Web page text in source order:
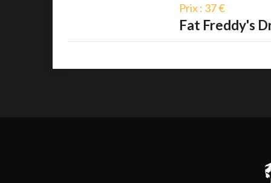
Prix : 37 €
Fat Freddy's